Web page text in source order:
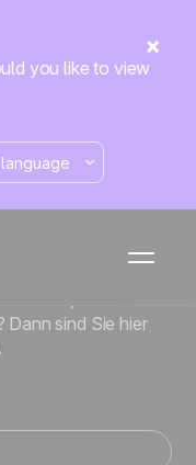
you like to view
x
Dann sind Sie hier